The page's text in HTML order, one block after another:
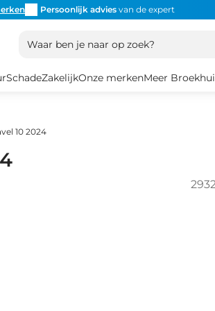
Persoonlijk advies van de expert
Waar ben je naar op zoek?
SchadeZakelijkOnze merkenMeer
10 2024